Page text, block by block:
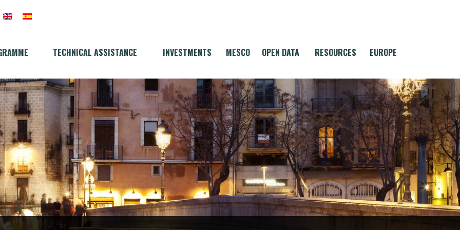
TECHNICAL ASSISTANCE INVESTMENTS MESCO OPEN DATA RESOURCES EUROPE